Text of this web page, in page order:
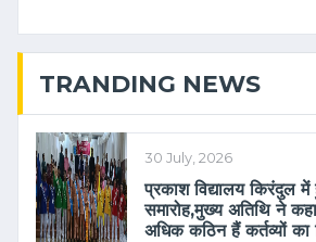
TRANDING NEWS
30 July, 2026
प्रकाश विद्यालय
समारोह,मुख्य अतिथि ने
अधिक कठिन हैं कर्तव्यों का